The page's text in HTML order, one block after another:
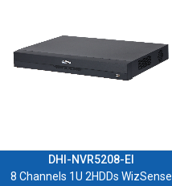
DHI-NVR5208-EI
8 Channels 1U 2HDDs WizSense